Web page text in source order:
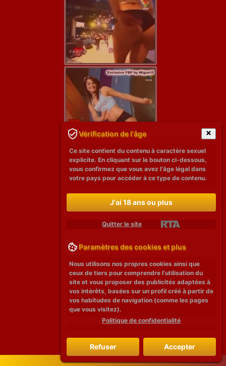
Vérification de l'âge
Ce site contient du contenu à caractère sexuel
explicite. En cliquant sur le bouton ci-dessous,
vous confirmez que vous avez l'âge légal dans
votre pays pour accéder à ce type de contenu.
J'ai 18 ans ou plus
Quitter le site
Paramètres des cookies et plus
Nous utilisons nos propres cookies ainsi que
ceux de tiers pour comprendre l'utilisation du
site et vous proposer des publicités adaptées à
vos intérêts, basées sur un profil créé à partir de
vos habitudes de navigation (comme les pages
que vous visitez).
Politique de confidentialité
Refuser Accepter